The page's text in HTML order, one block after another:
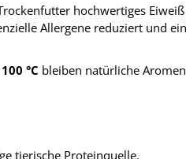
hochwertiges
Allergene reduziert und
°C bleiben natürliche
tierische Proteinquelle.